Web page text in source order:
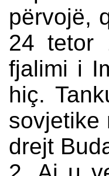
përvojë,
24 tetor
fjalimi i
hiç.
sovjetike
drejt